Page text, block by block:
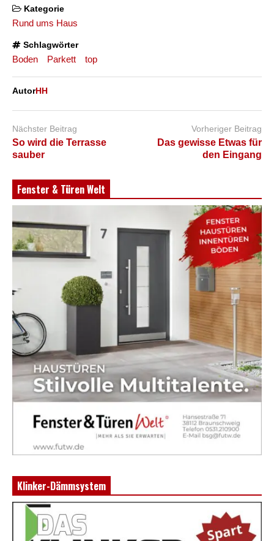
Kategorie
Rund ums Haus
Schlagwörter
Boden Parkett top
AutorHH
Nächster Beitrag
So wird die Terrasse
sauber
Vorheriger Beitrag
Das gewisse Etwas für
den Eingang
Fenster & Türen Welt
Klinker-Dämmsystem